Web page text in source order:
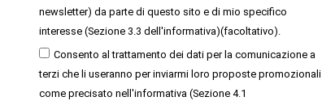
newsletter) da parte di questo sito e di mio specifico
interesse (Sezione 3.3 dell'informativa)(facoltativo).
Consento al trattamento dei dati per la comunicazione a
terzi che li useranno per inviarmi loro proposte promozionali
come precisato nell'informativa (Sezione 4.1